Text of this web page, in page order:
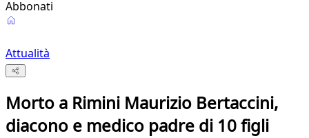
Abbonati
Attualità
Morto a Rimini Maurizio Bertaccini,
diacono e medico padre di 10 figli